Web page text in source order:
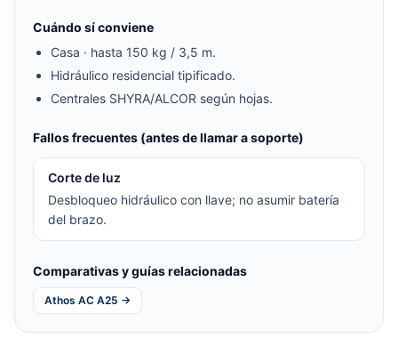
Cuándo sí conviene
Casa · hasta 150 kg / 3,5 m.
Hidráulico residencial tipificado.
Centrales SHYRA/ALCOR según hojas.
Fallos frecuentes (antes de llamar a soporte)
Corte de luz
Desbloqueo hidráulico con llave; no asumir batería
del brazo.
Comparativas y guías relacionadas
Athos AC A25 →